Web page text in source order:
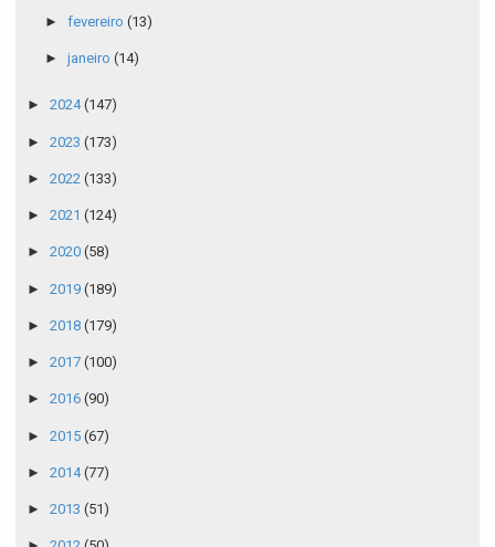
► fevereiro (13)
► janeiro (14)
► 2024(147)
► 2023 (173)
► 2022 (133)
► 2021 (124)
► 2020 (58)
► 2019 (189)
► 2018 (179)
► 2017 (100)
► 2016 (90)
► 2015 (67)
► 2014(77)
► 2013 (51)